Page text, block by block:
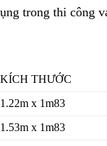
trong thi công
KÍCH THƯỚC
1.22m x 1m83
1.53m x 1m83